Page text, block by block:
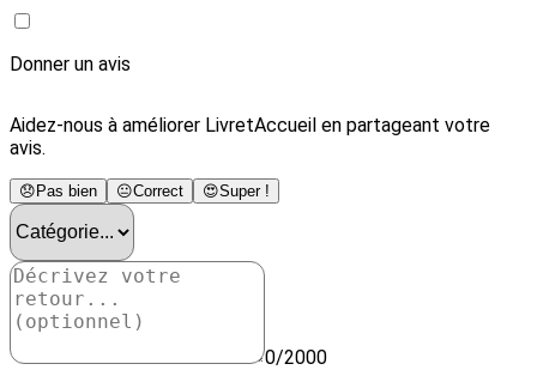
Donner un avis
Aidez-nous à améliorer LivretAccueil en partageant votre
avis.
😞 Pas bien 😐Correct 😍Super !
0/2000